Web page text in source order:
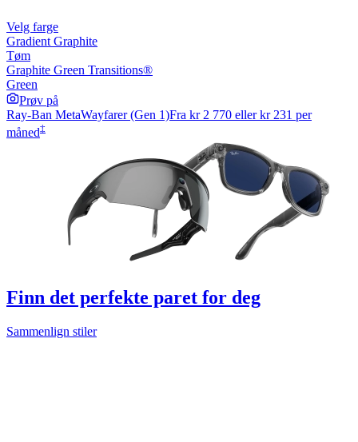
Velg farge
Gradient Graphite
Tøm
Graphite Green Transitions®
Green
Prøv på
Ray-Ban MetaWayfarer (Gen 1)Fra kr 2 770 eller kr 231 per
måned‡
Finn det perfekte paret for deg
Sammenlign stiler